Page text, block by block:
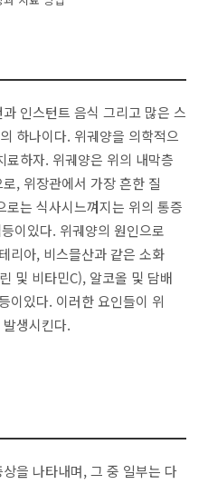
인스턴트 음식 그리고 많은 스
하나이다. 위궤양을 의학적으
하자. 위궤양은 위의 내막층
, 위장관에서 가장 흔한 질
는 식사시느껴지는 위의 통증
이있다. 위궤양의 원인으로
리아, 비스믈산과 같은 소화
및 비타민C), 알코올 및 담배
이있다. 이러한 요인들이 위
생시킨다.
을 나타내며, 그 중 일부는 다